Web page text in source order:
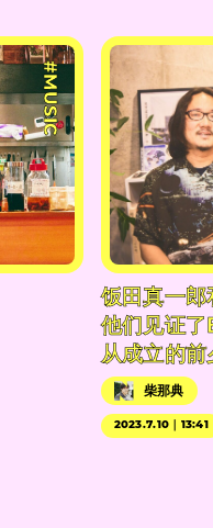
#MUSIC
饭田真一
他们见证
从成立的
柴那典
2023.7.10｜13:41